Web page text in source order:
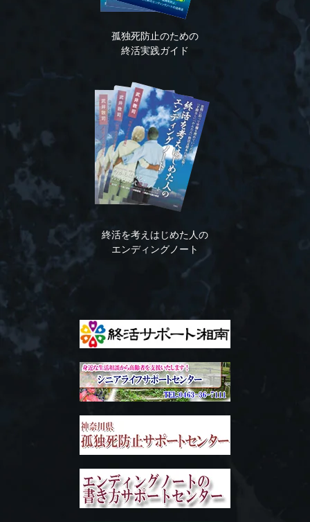
孤独死防止のための
終活実践ガイド
終活を考えはじめた人の
エンディングノート